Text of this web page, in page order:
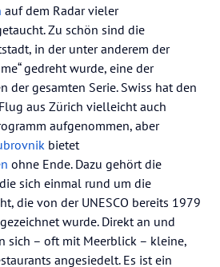
auf dem Radar vieler
Zu schön sind die
in der unter anderem der
gedreht wurde, eine der
der gesamten Serie. Swiss hat den
aus Zürich vielleicht auch
aufgenommen, aber
bietet
ohne Ende. Dazu gehört die
sich einmal rund um die
die von der UNESCO bereits 1979
wurde. Direkt an und
sich – oft mit Meerblick – kleine,
angesiedelt. Es ist ein